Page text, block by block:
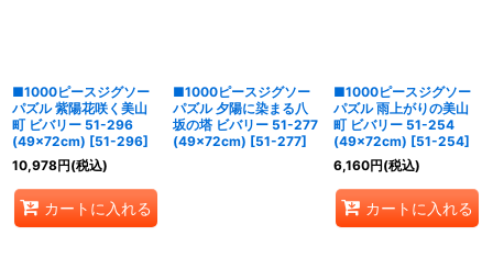
■1000ピースジグソー
パズル 紫陽花咲く美山
町 ビバリー 51-296
(49×72cm) [51-296]
10,978円(税込)
カートに入れる
■1000ピースジグソー
パズル 夕陽に染まる八
坂の塔 ビバリー 51-277
(49×72cm) [51-277]
■1000ピースジグソー
パズル 雨上がりの美山
町 ビバリー 51-254
(49×72cm) [51-254]
6,160円(税込)
カートに入れる